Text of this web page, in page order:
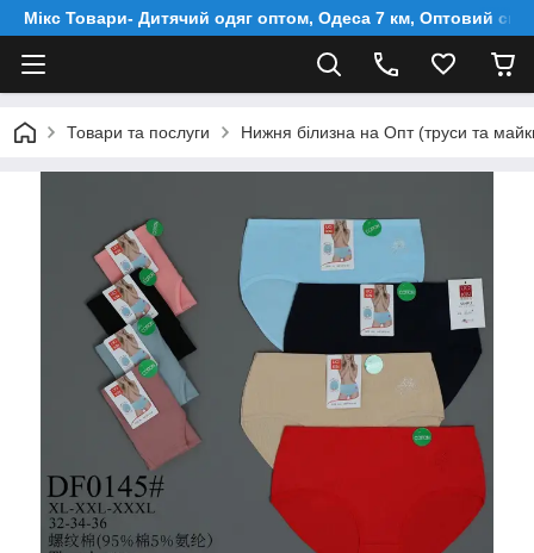
Мікс Товари- Дитячий одяг оптом, Одеса 7 км, Оптовий
Товари та послуги Нижня білизна на Опт (труси та